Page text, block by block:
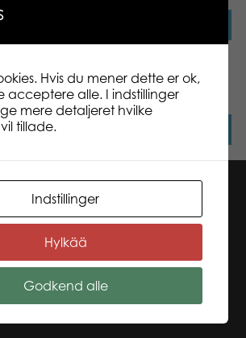
Set
PLASTO Bucket Set
Bioplastic
Hvis du mener dette er ok,
acceptere alle. I indstillinger
mere detaljeret hvilke
tillade.
Indstillinger
Hylkää
Godkend alle